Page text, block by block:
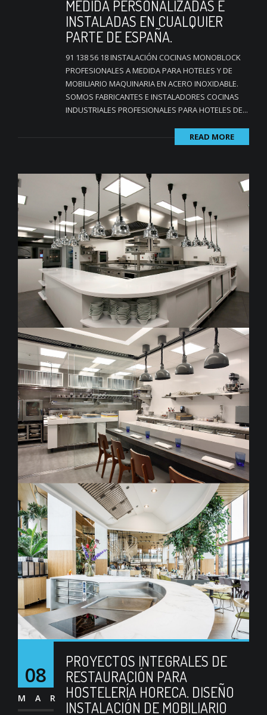
MEDIDA PERSONALIZADAS E
INSTALADAS EN CUALQUIER
PARTE DE ESPAÑA.
91 138 56 18 INSTALACIÓN COCINAS MONOBLOCK
PROFESIONALES A MEDIDA PARA HOTELES Y DE
MOBILIARIO MAQUINARIA EN ACERO INOXIDABLE.
SOMOS FABRICANTES E INSTALADORES COCINAS
INDUSTRIALES PROFESIONALES PARA HOTELES DE...
READ MORE
08
MAR
PROYECTOS INTEGRALES DE
RESTAURACIÓN PARA
HOSTELERÍA HORECA. DISEÑO
INSTALACIÓN DE MOBILIARIO